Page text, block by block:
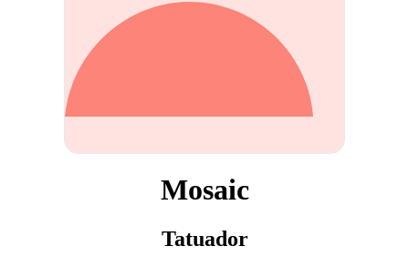
Mosaic
Tatuador